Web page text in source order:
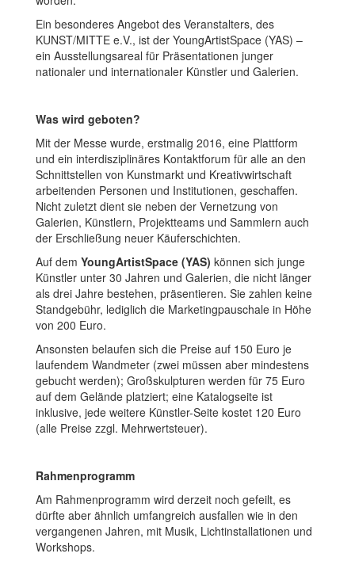
Ein besonderes Angebot des Veranstalters, des
KUNST/MITTE e.V., ist der YoungArtistSpace (YAS) –
ein Ausstellungsareal für Präsentationen junger
nationaler und internationaler Künstler und Galerien.
Was wird geboten?
Mit der Messe wurde, erstmalig 2016, eine Plattform
und ein interdisziplinäres Kontaktforum für alle an den
Schnittstellen von Kunstmarkt und Kreativwirtschaft
arbeitenden Personen und Institutionen, geschaffen.
Nicht zuletzt dient sie neben der Vernetzung von
Galerien, Künstlern, Projektteams und Sammlern auch
der Erschließung neuer Käuferschichten.
Auf dem YoungArtistSpace (YAS) können sich junge
Künstler unter 30 Jahren und Galerien, die nicht länger
als drei Jahre bestehen, präsentieren. Sie zahlen keine
Standgebühr, lediglich die Marketingpauschale in Höhe
von 200 Euro.
Ansonsten belaufen sich die Preise auf 150 Euro je
laufendem Wandmeter (zwei müssen aber mindestens
gebucht werden); Großskulpturen werden für 75 Euro
auf dem Gelände platziert; eine Katalogseite ist
inklusive, jede weitere Künstler-Seite kostet 120 Euro
(alle Preise zzgl. Mehrwertsteuer).
Rahmenprogramm
Am Rahmenprogramm wird derzeit noch gefeilt, es
dürfte aber ähnlich umfangreich ausfallen wie in den
vergangenen Jahren, mit Musik, Lichtinstallationen und
Workshops.